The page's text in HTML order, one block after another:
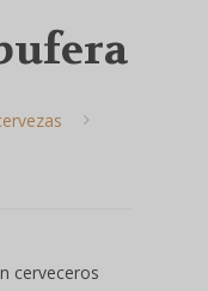
cerveceros